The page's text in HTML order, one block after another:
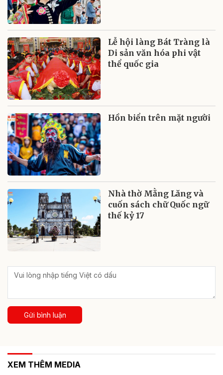
Lễ hội làng Bát Tràng là
Di sản văn hóa phi vật
thể quốc gia
Hồn biển trên mặt người
Nhà thờ Mằng Lăng và
cuốn sách chữ Quốc ngữ
thế kỷ 17
Gửi bình luận
XEM THÊM MEDIA